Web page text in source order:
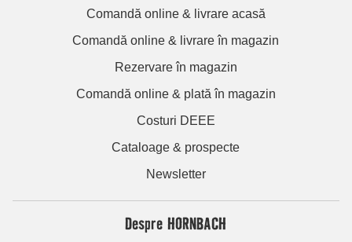
Comandă online & livrare acasă
Comandă online & livrare în magazin
Rezervare în magazin
Comandă online & plată în magazin
Costuri DEEE
Cataloage & prospecte
Newsletter
Despre HORNBACH